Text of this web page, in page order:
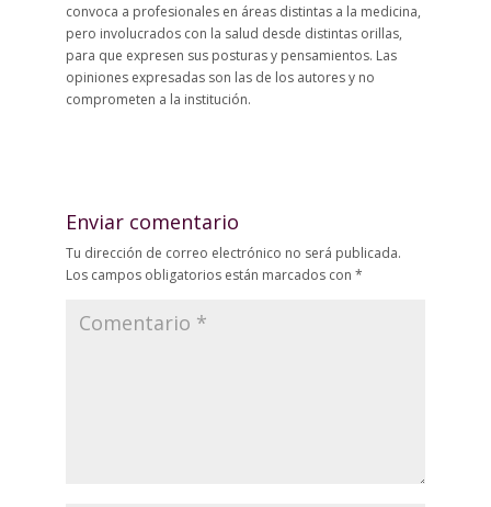
convoca a profesionales en áreas distintas a la medicina,
pero involucrados con la salud desde distintas orillas,
para que expresen sus posturas y pensamientos. Las
opiniones expresadas son las de los autores y no
comprometen a la institución.
Enviar comentario
Tu dirección de correo electrónico no será publicada.
Los campos obligatorios están marcados con *